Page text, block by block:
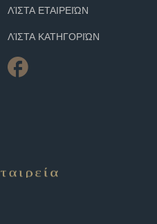
ΛΊΣΤΑ ΕΤΑΙΡΕΙΏΝ
ΛΊΣΤΑ ΚΑΤΗΓΟΡΙΏΝ